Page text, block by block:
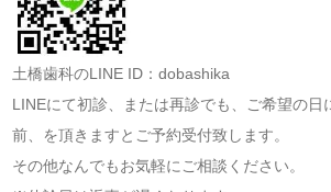
土橋歯科のLINE ID：dobashika
LINEにて初診、または再診でも、ご希望の日
前、を頂きますとご予約受付致します。
その他なんでもお気軽にご相談ください。